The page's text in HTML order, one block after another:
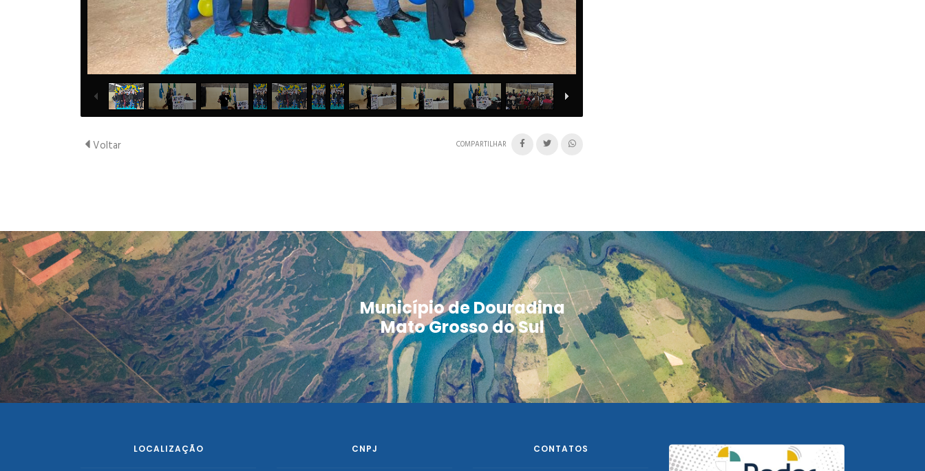
Voltar COMPARTILHAR
Município de Douradina
Mato Grosso do Sul
LOCALIZAÇÃO CNPJ CONTATOS